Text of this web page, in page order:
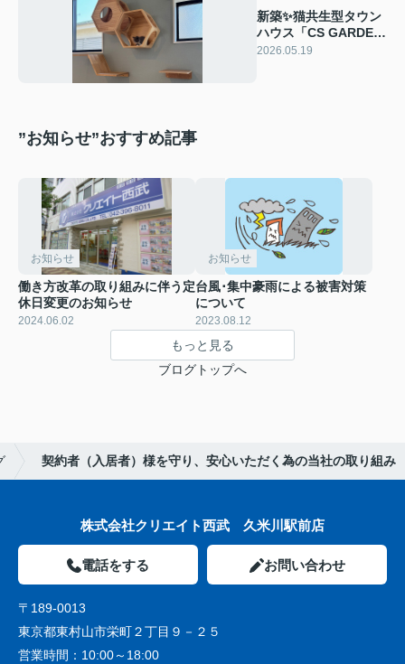
新築✨猫共生型タウン
ハウス「CS GARDEN
吉祥寺」✨
2026.05.19
”お知らせ”おすすめ記事
お知らせ
働き方改革の取り組みに伴う定
休日変更のお知らせ
2024.06.02
お知らせ
台風･集中豪雨による被害対策
について
2023.08.12
もっと見る
ブログトップへ
契約者（入居者）様を守り、安心いただく為の当社の取り組み
株式会社クリエイト西武 久米川駅前店
電話をする お問い合わせ
〒189-0013
東京都東村山市栄町２丁目９－２５
営業時間： 10:00～18:00